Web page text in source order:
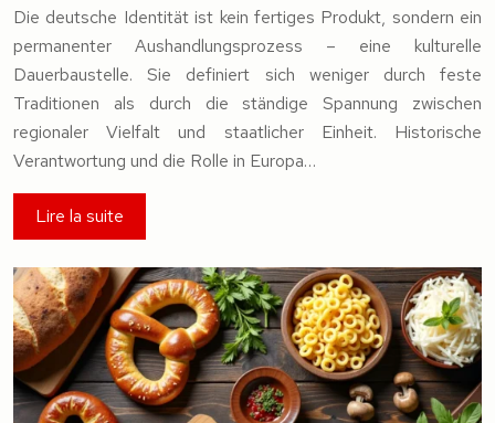
Die deutsche Identität ist kein fertiges Produkt, sondern ein
permanenter Aushandlungsprozess – eine kulturelle
Dauerbaustelle. Sie definiert sich weniger durch feste
Traditionen als durch die ständige Spannung zwischen
regionaler Vielfalt und staatlicher Einheit. Historische
Verantwortung und die Rolle in Europa…
Lire la suite